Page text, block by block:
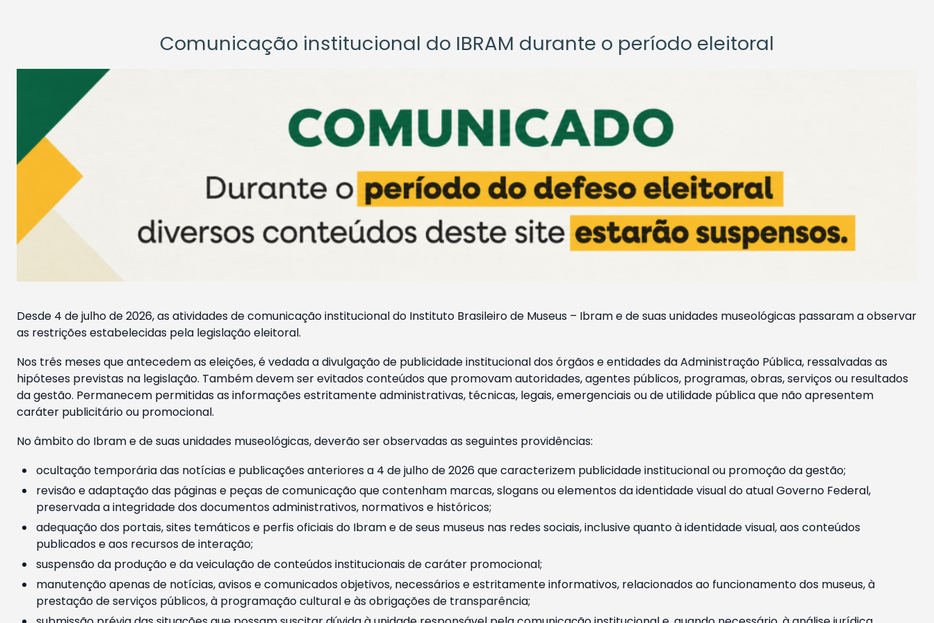
Comunicação institucional do IBRAM durante o período eleitoral
Desde 4 de julho de 2026, as atividades de comunicação institucional do Instituto Brasileiro de Museus – Ibram e de suas unidades museológicas passaram a observar
as restrições estabelecidas pela legislação eleitoral.
Nos três meses que antecedem as eleições, é vedada a divulgação de publicidade institucional dos órgãos e entidades da Administração Pública, ressalvadas as
hipóteses previstas na legislação. Também devem ser evitados conteúdos que promovam autoridades, agentes públicos, programas, obras, serviços ou resultados
da gestão. Permanecem permitidas as informações estritamente administrativas, técnicas, legais, emergenciais ou de utilidade pública que não apresentem
caráter publicitário ou promocional.
No âmbito do Ibram e de suas unidades museológicas, deverão ser observadas as seguintes providências:
ocultação temporária das notícias e publicações anteriores a 4 de julho de 2026 que caracterizem publicidade institucional ou promoção da gestão;
revisão e adaptação das páginas e peças de comunicação que contenham marcas, slogans ou elementos da identidade visual do atual Governo Federal,
preservada a integridade dos documentos administrativos, normativos e históricos;
adequação dos portais, sites temáticos e perfis oficiais do Ibram e de seus museus nas redes sociais, inclusive quanto à identidade visual, aos conteúdos
publicados e aos recursos de interação;
suspensão da produção e da veiculação de conteúdos institucionais de caráter promocional;
manutenção apenas de notícias, avisos e comunicados objetivos, necessários e estritamente informativos, relacionados ao funcionamento dos museus, à
prestação de serviços públicos, à programação cultural e às obrigações de transparência;